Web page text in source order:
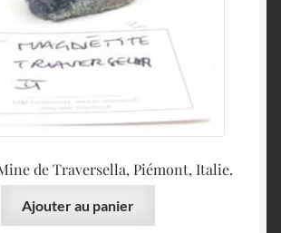
de Traversella, Piémont, Italie.
Ajouter au panier